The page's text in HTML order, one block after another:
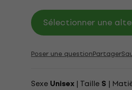
Sélectionner une
Poser une questionPartager
Sexe Unisex | Taille S |